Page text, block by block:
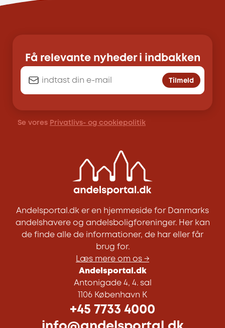
Få relevante nyheder i indbakken
Tilmeld
Se vores Privatlivs- og cookiepolitik
Andelsportal.dk er en hjemmeside for Danmarks
andelshavere og andelsboligforeninger. Her kan
de finde alle de informationer, de har eller får
brug for.
Læs mere om os →
Andelsportal.dk
Antonigade 4, 4. sal
1106 København K
+45 7733 4000